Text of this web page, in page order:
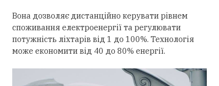
Вона дозволяє дистанційно керувати рівнем
споживання електроенергії та регулювати
потужність ліхтарів від 1 до 100%. Технологія
може економити від 40 до 80% енергії.